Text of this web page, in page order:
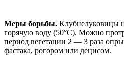
Меры борьбы. Клубнелуковицы
горячую воду (50°С). Можно
период вегетации 2 — 3 раза
фастака, рогором или децисом.